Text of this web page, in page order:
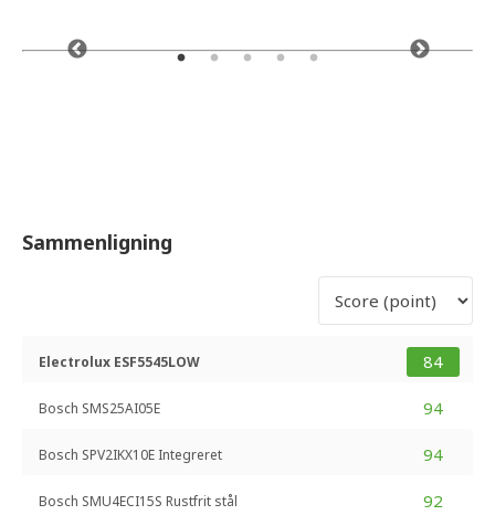
Sammenligning
84
Electrolux ESF5545LOW
94
Bosch SMS25AI05E
94
Bosch SPV2IKX10E Integreret
92
Bosch SMU4ECI15S Rustfrit stål